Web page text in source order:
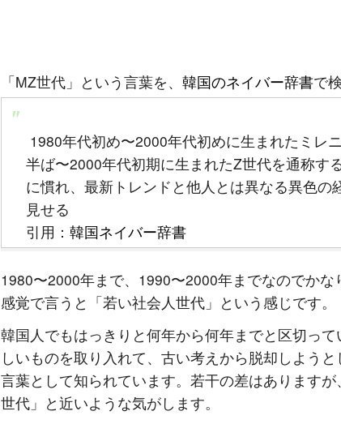
「MZ世代」という言葉を、 韓国のネイバー辞書で
1980年代初め〜2000年代初めに生まれたミレ
半ば〜2000年代初期に生まれたZ世代を通称す
に慣れ、最新トレンドと他人とは異なる異色の
見せる
引用： 韓国ネイバー辞書
1980〜2000年まで、1990〜2000年までなのでかな
感覚で言うと「若い社会人世代」という感じです。
韓国人でもはっきりと何年から何年までと区切っ
しいものを取り入れて、古い考えから脱却しよう
言葉として知られています。若干の差はあります
世代」と近いような気がします。